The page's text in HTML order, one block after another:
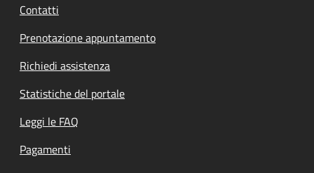
Contatti
Prenotazione appuntamento
Richiedi assistenza
Statistiche del portale
Leggi le FAQ
Pagamenti